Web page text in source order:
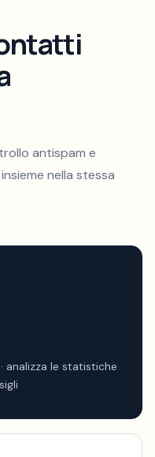
antispam e
nella stessa
analizza le statistiche